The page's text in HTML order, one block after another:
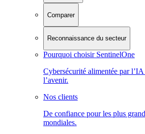
Comparer
Reconnaissance du secteur
Pourquoi choisir SentinelOne
Cybersécurité alimentée par
l’avenir.
Nos clients
De confiance pour les plus
mondiales.